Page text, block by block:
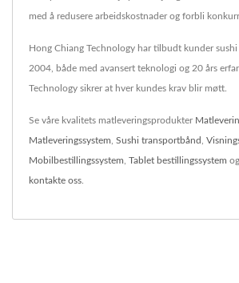
med å redusere arbeidskostnader og forbli
Hong Chiang Technology har tilbudt kunder
2004, både med avansert teknologi og 20 års
Technology sikrer at hver kundes krav blir møtt.
Se våre kvalitets matleveringsprodukter
Matleveringssystem Sushi transportbånd
Mobilbestillingssystem Tablet bestillingssystem
kontakte oss